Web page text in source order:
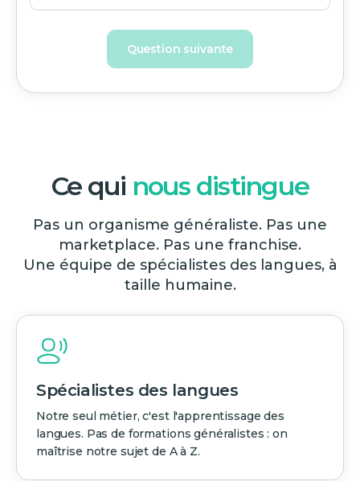
Question suivante
Ce qui nous distingue
Pas un organisme généraliste. Pas une
marketplace. Pas une franchise.
Une équipe de spécialistes des langues, à
taille humaine.
Spécialistes des langues
Notre seul métier, c'est l'apprentissage des
langues. Pas de formations généralistes : on
maîtrise notre sujet de A à Z.